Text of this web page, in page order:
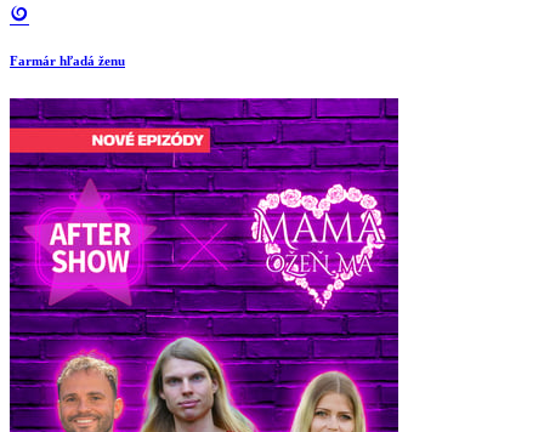
Farmár hľadá ženu